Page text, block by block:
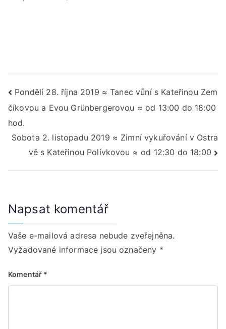
Navigace
pro
příspěvek
Pondělí 28. října 2019 ≈ Tanec vůní s Kateřinou Zem
číkovou a Evou Grünbergerovou ≈ od 13:00 do 18:00
hod.
Sobota 2. listopadu 2019 ≈ Zimní vykuřování v Ostra
vě s Kateřinou Polívkovou ≈ od 12:30 do 18:00
Napsat komentář
Vaše e-mailová adresa nebude zveřejněna.
Vyžadované informace jsou označeny *
Komentář *